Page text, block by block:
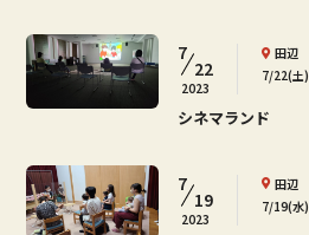
7
22
2023
田辺
7/22(土)
シネマランド
7
19
2023
田辺
7/19(水)